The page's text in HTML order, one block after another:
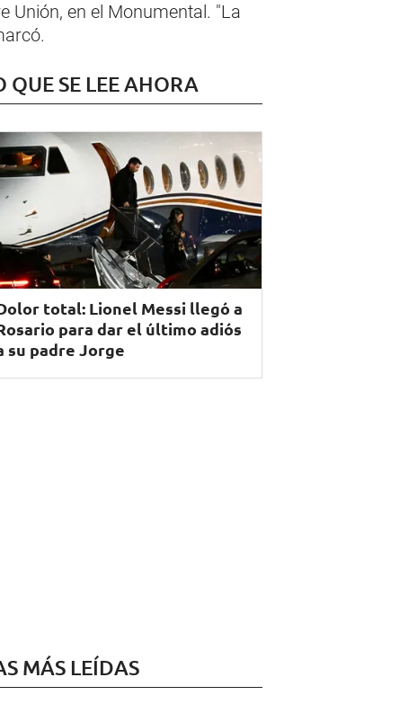
Unión, en el Monumental. "La
QUE SE LEE AHORA
total: Lionel Messi llegó a
para dar el último adiós
su padre Jorge
MÁS LEÍDAS